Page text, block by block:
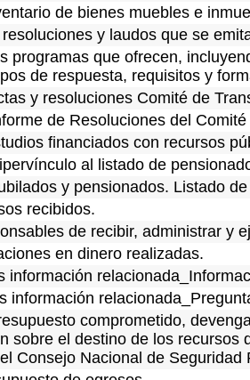
de bienes muebles e
y laudos que se
programas que ofrecen,
de respuesta, requisitos y
y resoluciones Comité de
de Resoluciones del
financiados con recursos
al listado de
y pensionados. Listado
recibidos.
de recibir, administrar y
en dinero realizadas.
información
información
comprometido,
sobre el destino de los
Consejo Nacional de Seguridad